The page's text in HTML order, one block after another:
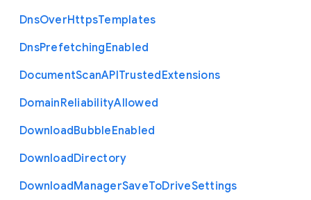
DnsOverHttpsTemplates
DnsPrefetchingEnabled
DocumentScanAPITrustedExtensions
DomainReliabilityAllowed
DownloadBubbleEnabled
DownloadDirectory
DownloadManagerSaveToDriveSettings